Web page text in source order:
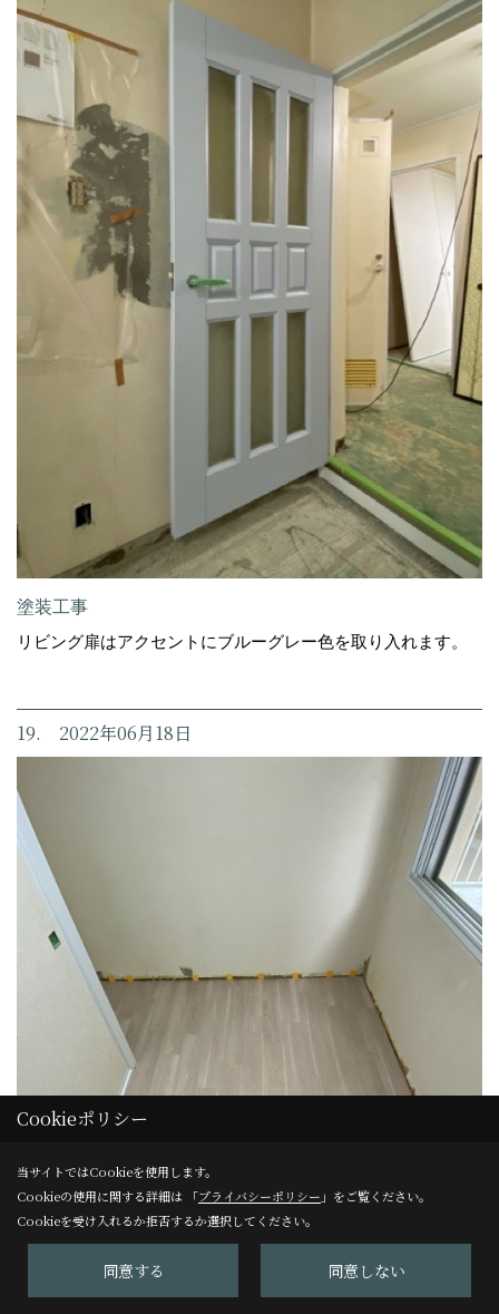
塗装工事
リビング扉はアクセントにブルーグレー色を取り入れます。
19. 2022年06月18日
Cookieポリシー
当サイトではCookieを使用します。
Cookieの使用に関する詳細は 「プライバシーポリシー 」をご覧ください。
Cookieを受け入れるか拒否するか選択してください。
同意する 同意しない